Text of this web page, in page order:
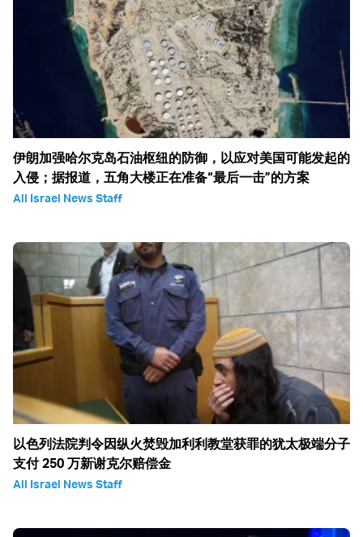
伊朗加强哈尔克岛石油枢纽的防御，以应对美国可能发起的
入侵；据报道，五角大楼正在准备“最后一击”的方案
All Israel News Staff
以色列法院判令因纵火焚毁加利利教堂获罪的犹太极端分子
支付 250 万新谢克尔赔偿金
All Israel News Staff